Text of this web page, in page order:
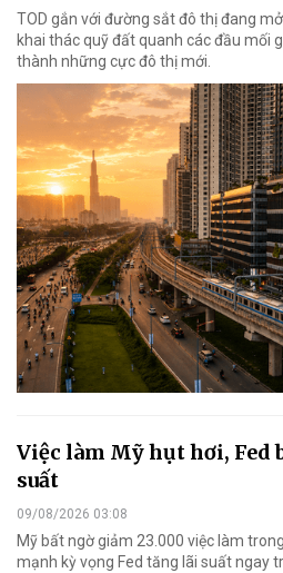
TOD gắn với đường sắt đô thị đang
khai thác quỹ đất quanh các đầu mối
thành những cực đô thị mới.
Việc làm Mỹ hụt hơi, Fed
suất
09/08/2026 03:08
Mỹ bất ngờ giảm 23.000 việc làm
mạnh kỳ vọng Fed tăng lãi suất ngay